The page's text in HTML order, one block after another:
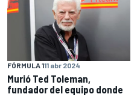
FÓRMULA 111 abr 2024
Murió Ted Toleman,
fundador del equipo donde